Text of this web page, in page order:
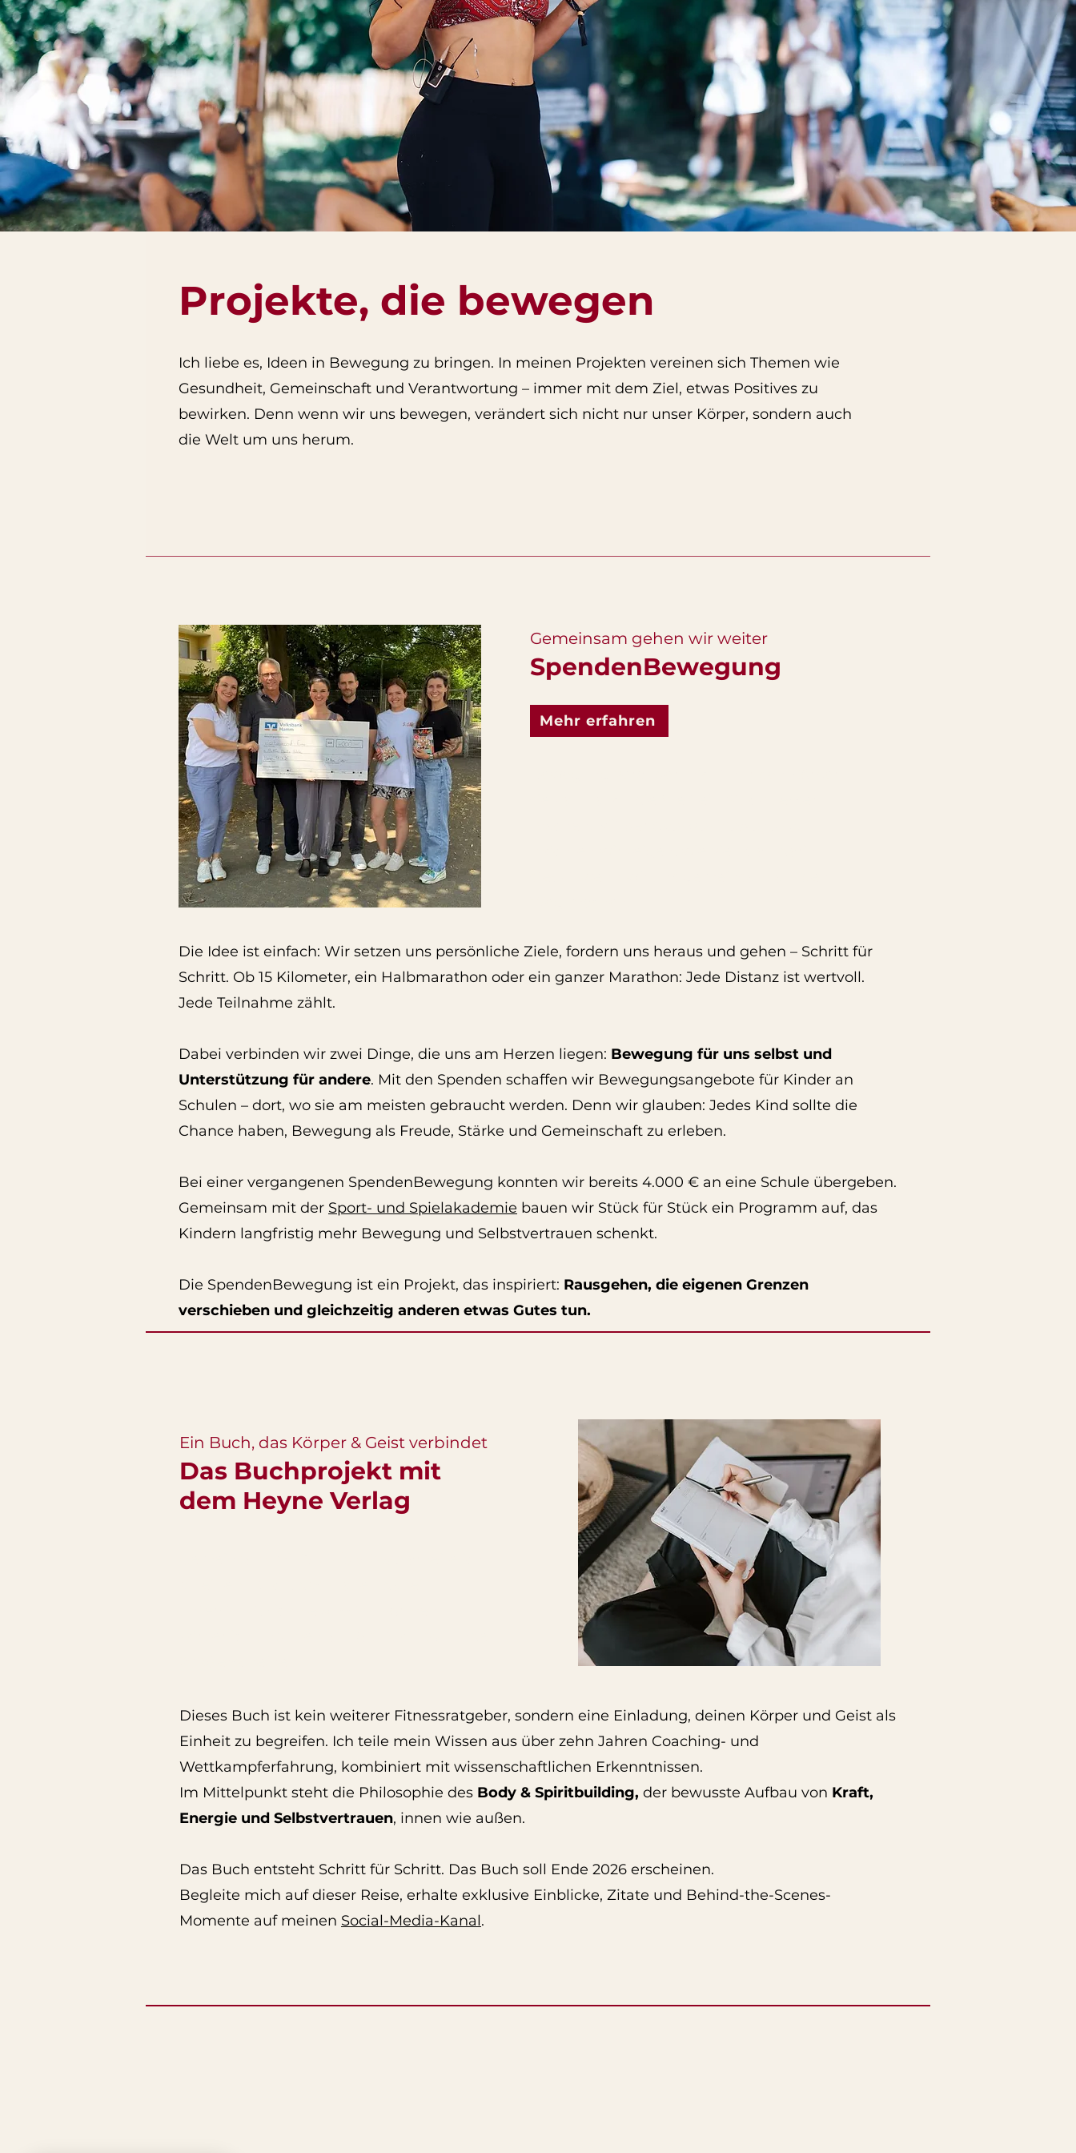
Projekte, die bewegen
Ich liebe es, Ideen in Bewegung zu bringen. In meinen Projekten vereinen sich Themen wie
Gesundheit, Gemeinschaft und Verantwortung – immer mit dem Ziel, etwas Positives zu
bewirken. Denn wenn wir uns bewegen, verändert sich nicht nur unser Körper, sondern auch
die Welt um uns herum.
Gemeinsam gehen wir weiter
SpendenBewegung
Mehr erfahren
Die Idee ist einfach: Wir setzen uns persönliche Ziele, fordern uns heraus und gehen – Schritt für
Schritt. Ob 15 Kilometer, ein Halbmarathon oder ein ganzer Marathon: Jede Distanz ist wertvoll.
Jede Teilnahme zählt.
Dabei verbinden wir zwei Dinge, die uns am Herzen liegen: Bewegung für uns selbst und
Unterstützung für andere. Mit den Spenden schaffen wir Bewegungsangebote für Kinder an
Schulen – dort, wo sie am meisten gebraucht werden. Denn wir glauben: Jedes Kind sollte die
Chance haben, Bewegung als Freude, Stärke und Gemeinschaft zu erleben.
Bei einer vergangenen SpendenBewegung konnten wir bereits 4.000 € an eine Schule übergeben.
Gemeinsam mit der Sport- und Spielakademie bauen wir Stück für Stück ein Programm auf, das
Kindern langfristig mehr Bewegung und Selbstvertrauen schenkt.
Die SpendenBewegung ist ein Projekt, das inspiriert: Rausgehen, die eigenen Grenzen
verschieben und gleichzeitig anderen etwas Gutes tun.
Ein Buch, das Körper & Geist verbindet
Das Buchprojekt mit
dem Heyne Verlag
Dieses Buch ist kein weiterer Fitnessratgeber, sondern eine Einladung, deinen Körper und Geist als
Einheit zu begreifen. Ich teile mein Wissen aus über zehn Jahren Coaching- und
Wettkampferfahrung, kombiniert mit wissenschaftlichen Erkenntnissen.
Im Mittelpunkt steht die Philosophie des Body & Spiritbuilding, der bewusste Aufbau von Kraft,
Energie und Selbstvertrauen, innen wie außen.
Das Buch entsteht Schritt für Schritt. Das Buch soll Ende 2026 erscheinen.
Begleite mich auf dieser Reise, erhalte exklusive Einblicke, Zitate und Behind-the-Scenes-
Momente auf meinen Social-Media-Kanal.